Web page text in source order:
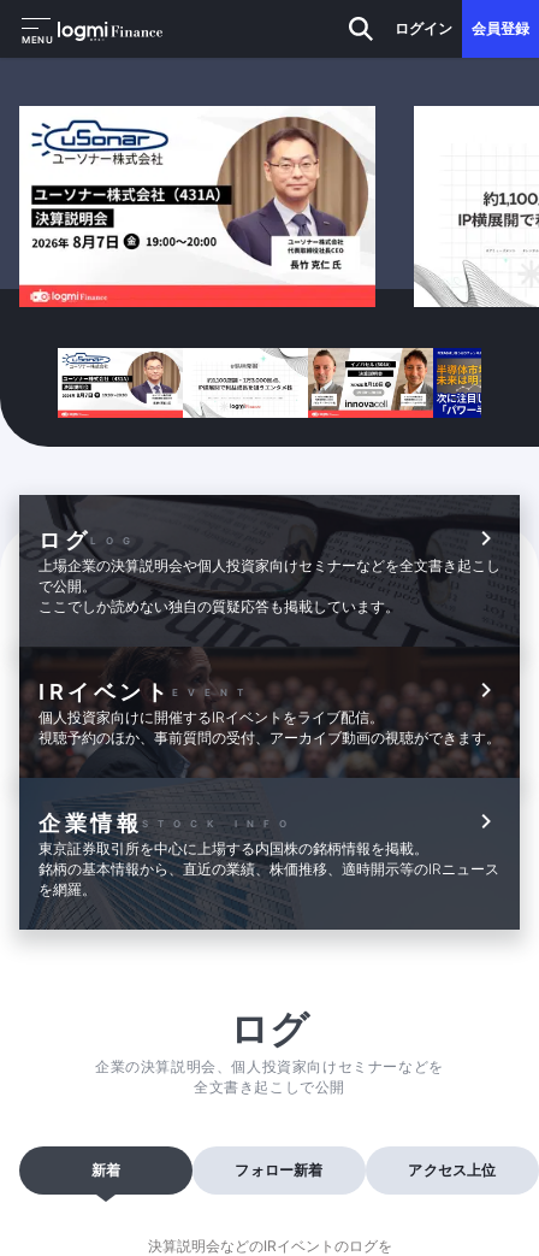
MENU
ログイン 会員登録
ログLOG
上場企業の決算説明会や個人投資家向けセミナーなどを全文書き起こし
で公開。
ここでしか読めない独自の質疑応答も掲載しています。
IRイベント EVENT
個人投資家向けに開催するIRイベントをライブ配信。
視聴予約のほか、事前質問の受付、アーカイブ動画の視聴ができます。
企業情報STOCK INFO
東京証券取引所を中心に上場する内国株の銘柄情報を掲載。
銘柄の基本情報から、直近の業績、株価推移、適時開示等のIRニュース
を網羅。
ログ
企業の決算説明会、個人投資家向けセミナーなどを
全文書き起こしで公開
新着 フォロー新着 アクセス上位
決算説明会などのIRイベントのログを